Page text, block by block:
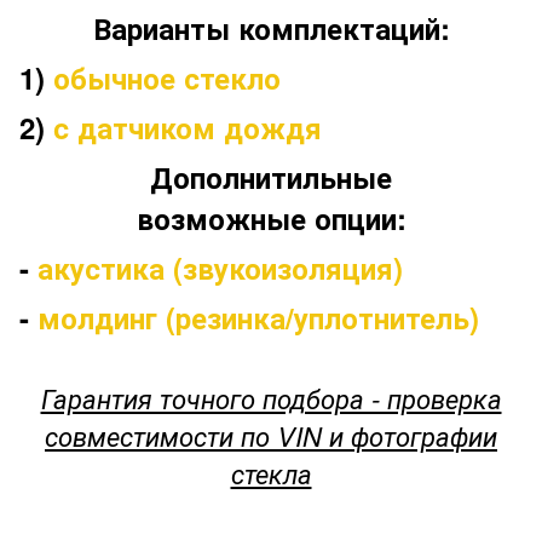
Варианты комплектаций:
1) обычное стекло
2) c датчиком дождя
Дополнитильные
возможные опции:
- акустика (звукоизоляция)
- молдинг (резинка/уплотнитель)
Гарантия точного подбора - проверка
совместимости по VIN и фотографии
стекла